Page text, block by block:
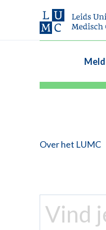
Over het LUMC